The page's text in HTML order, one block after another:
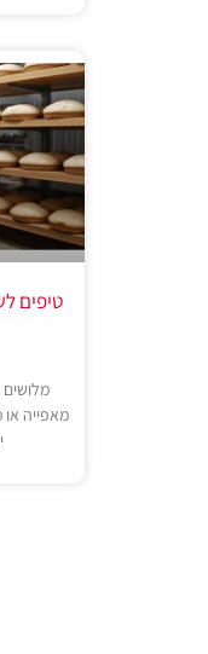
טיפים
מאפייה